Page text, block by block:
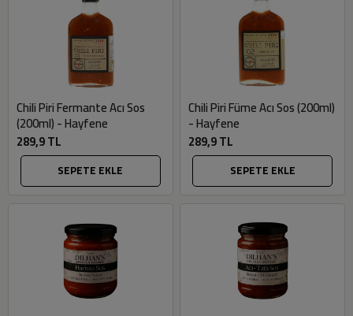
Chili Piri Fermante Acı Sos
(200ml) - Hayfene
289,9 TL
SEPETE EKLE
Chili Piri Füme Acı Sos (200ml)
- Hayfene
289,9 TL
SEPETE EKLE